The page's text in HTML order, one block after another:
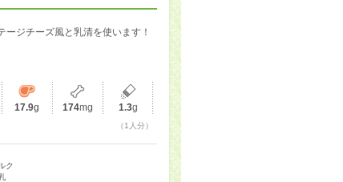
ージチーズ風と乳清を使います！
17.9g 174mg 1.3g
（1人分）
ク